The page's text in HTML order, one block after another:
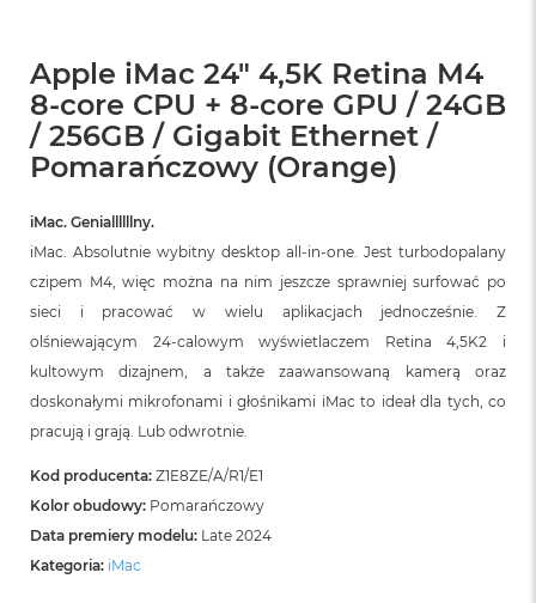
Apple iMac 24" 4,5K Retina M4
8-core CPU + 8-core GPU / 24GB
/ 256GB / Gigabit Ethernet /
Pomarańczowy (Orange)
iMac. Geniallllllny.
iMac. Absolutnie wybitny desktop all‑in‑one. Jest turbodopalany
czipem M4, więc można na nim jeszcze sprawniej surfować po
sieci i pracować w wielu aplikacjach jednocześnie. Z
olśniewającym 24‑calowym wyświetlaczem Retina 4,5K2 i
kultowym dizajnem, a także zaawansowaną kamerą oraz
doskonałymi mikrofonami i głośnikami iMac to ideał dla tych, co
pracują i grają. Lub odwrotnie.
Kod producenta: Z1E8ZE/A/R1/E1
Kolor obudowy: Pomarańczowy
Data premiery modelu: Late 2024
Kategoria: iMac